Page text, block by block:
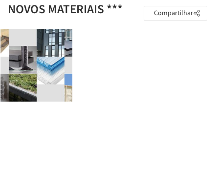
NOVOS MATERIAIS *** Compartilhar